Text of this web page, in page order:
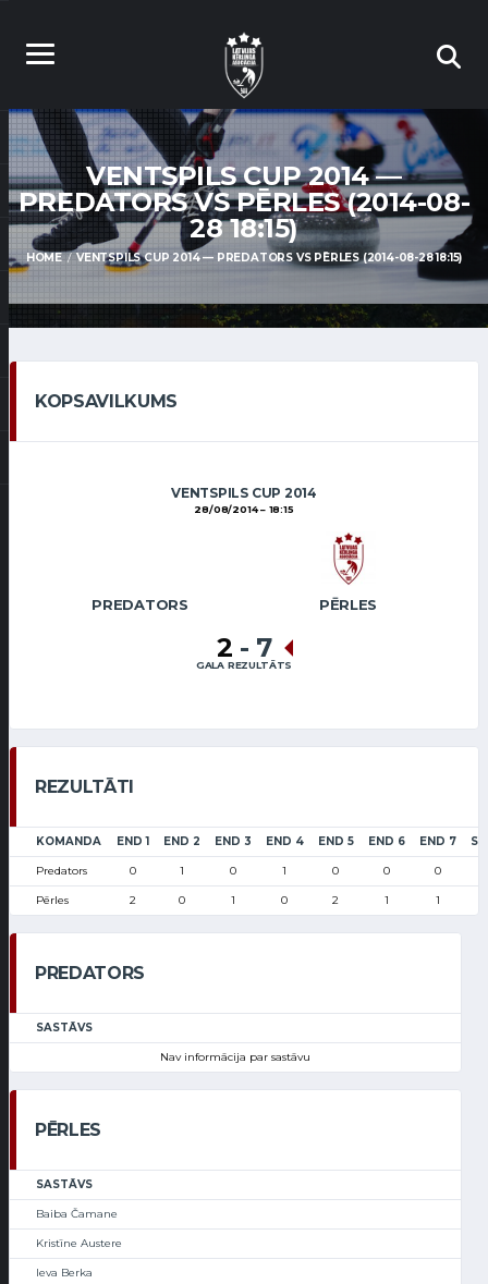
VENTSPILS CUP 2014 —
PREDATORS VS PĒRLES (2014-08-
28 18:15)
HOME VENTSPILS CUP 2014 — PREDATORS VS PĒRLES (2014-08-28 18:15)
KOPSAVILKUMS
VENTSPILS CUP 2014
28/08/2014 18:15
PREDATORS PĒRLES
2 - 7
GALA REZULTĀTS
REZULTĀTI
KOMANDA END 1 END 2 END 3 END 4 END 5 END 6 END 7
Predators 0 1 0 1 0 0 0
Pērles 2 0 1 0 2 1 1
PREDATORS
SASTĀVS
Nav informācija par sastāvu
PĒRLES
SASTĀVS
Baiba Čamane
Kristīne Austere
Ieva Berka